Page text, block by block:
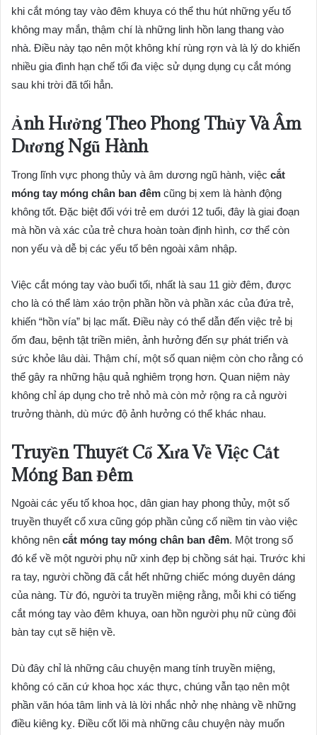
khi cắt móng tay vào đêm khuya có thể thu hút những yếu tố
không may mắn, thậm chí là những linh hồn lang thang vào
nhà. Điều này tạo nên một không khí rùng rợn và là lý do khiến
nhiều gia đình hạn chế tối đa việc sử dụng dụng cụ cắt móng
sau khi trời đã tối hẳn.
Ảnh Hưởng Theo Phong Thủy Và Âm
Dương Ngũ Hành
Trong lĩnh vực phong thủy và âm dương ngũ hành, việc cắt
móng tay móng chân ban đêm cũng bị xem là hành động
không tốt. Đặc biệt đối với trẻ em dưới 12 tuổi, đây là giai đoạn
mà hồn và xác của trẻ chưa hoàn toàn định hình, cơ thể còn
non yếu và dễ bị các yếu tố bên ngoài xâm nhập.
Việc cắt móng tay vào buổi tối, nhất là sau 11 giờ đêm, được
cho là có thể làm xáo trộn phần hồn và phần xác của đứa trẻ,
khiến “hồn vía” bị lạc mất. Điều này có thể dẫn đến việc trẻ bị
ốm đau, bệnh tật triền miên, ảnh hưởng đến sự phát triển và
sức khỏe lâu dài. Thậm chí, một số quan niệm còn cho rằng có
thể gây ra những hậu quả nghiêm trọng hơn. Quan niệm này
không chỉ áp dụng cho trẻ nhỏ mà còn mở rộng ra cả người
trưởng thành, dù mức độ ảnh hưởng có thể khác nhau.
Truyền Thuyết Cổ Xưa Về Việc Cắt
Móng Ban Đêm
Ngoài các yếu tố khoa học, dân gian hay phong thủy, một số
truyền thuyết cổ xưa cũng góp phần củng cố niềm tin vào việc
không nên cắt móng tay móng chân ban đêm. Một trong số
đó kể về một người phụ nữ xinh đẹp bị chồng sát hại. Trước khi
ra tay, người chồng đã cắt hết những chiếc móng duyên dáng
của nàng. Từ đó, người ta truyền miệng rằng, mỗi khi có tiếng
cắt móng tay vào đêm khuya, oan hồn người phụ nữ cùng đôi
bàn tay cụt sẽ hiện về.
Dù đây chỉ là những câu chuyện mang tính truyền miệng,
không có căn cứ khoa học xác thực, chúng vẫn tạo nên một
phần văn hóa tâm linh và là lời nhắc nhở nhẹ nhàng về những
điều kiêng kỵ. Điều cốt lõi mà những câu chuyện này muốn